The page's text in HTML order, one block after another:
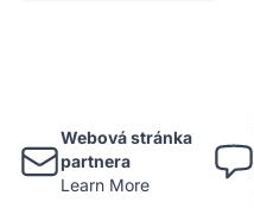
Webová stránka
partnera
Learn More